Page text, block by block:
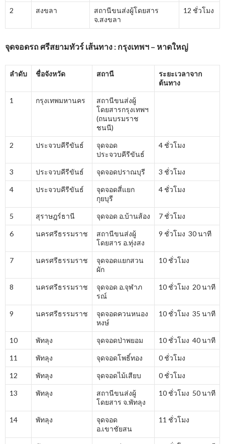
2 สงขลา
สถานีขนส่งผู้โดยสาร
จ.สงขลา
12 ชั่วโมง
จุดจอดรถ ศรีสยามทัวร์ เส้นทาง : กรุงเทพฯ – หาดใหญ่
ลำดับ ชื่อจังหวัด สถานี
ระยะเวลาจาก
ต้นทาง
1 กรุงเทพมหานคร
สถานีขนส่งผู้
โดยสารกรุงเทพฯ
(ถนนบรมราช
ชนนี)
2 ประจวบคีรีขันธ์
จุดจอด
ประจวบคีรีขันธ์
4 ชั่วโมง
3 ประจวบคีรีขันธ์ จุดจอดปราณบุรี 3 ชั่วโมง
4 ประจวบคีรีขันธ์
จุดจอดสี่แยก
กุยบุรี
4 ชั่วโมง
5 สุราษฎร์ธานี จุดจอด อ.บ้านส้อง 7 ชั่วโมง
6 นครศรีธรรมราช
สถานีขนส่งผู้
โดยสาร อ.ทุ่งสง
9 ชั่วโมง 30 นาที
7 นครศรีธรรมราช
จุดจอดแยกสวน
ผัก
10 ชั่วโมง
8 นครศรีธรรมราช
จุดจอด อ.จุฬาภ
รณ์
10 ชั่วโมง 20 นาที
9 นครศรีธรรมราช
จุดจอดควนหนอง
หงษ์
10 ชั่วโมง 35 นาที
10 พัทลุง จุดจอดป่าพยอม 10 ชั่วโมง 40 นาที
11 พัทลุง จุดจอดโพธิ์ทอง 0 ชั่วโมง
12 พัทลุง จุดจอดไม้เสียบ 0 ชั่วโมง
13 พัทลุง
สถานีขนส่งผู้
โดยสาร จ.พัทลุง
10 ชั่วโมง 50 นาที
14 พัทลุง
จุดจอด
อ.เขาชัยสน
11 ชั่วโมง